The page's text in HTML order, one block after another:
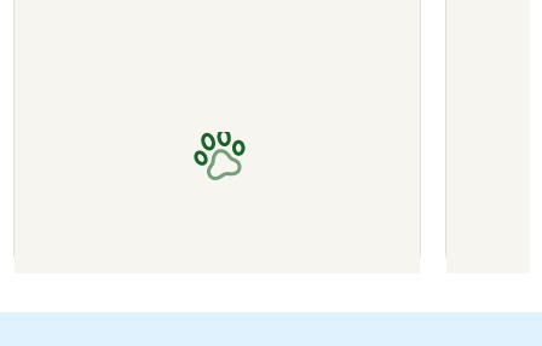
Wie oft sollte man Welpen füttern?